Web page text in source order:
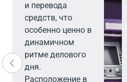
и перевода
средств, что
особенно ценно в
динамичном
ритме делового
дня.
Расположение в